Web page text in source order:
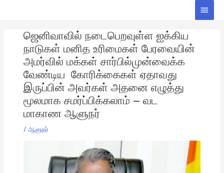
Main
ஜெனிவாவில் நடைபெறவுள்ள ஐக்கிய
நாடுகள் மனித உரிமைகள் பேரவையின்
அமர்வில் மக்கள் சார்பில்முன்வைக்க
வேண்டிய கோரிக்கைகள் ஏதாவது
இருப்பின் அவர்கள் அதனை எழுத்து
மூலமாக சமர்ப்பிக்கலாம் – வட
மாகாண ஆளுநர்
/ ஆளுநர்
navigation